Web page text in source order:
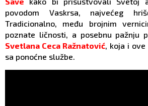
povodom Vaskrsa, najvećeg
Tradicionalno, među brojnim
poznate ličnosti, a posebnu pažnju
Svetlana Ceca Ražnatović, koja i
sa ponoćne službe.